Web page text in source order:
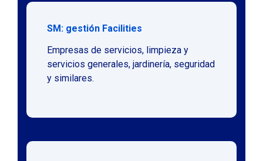
SM: gestión Facilities
Empresas de servicios, limpieza y
servicios generales, jardinería, seguridad
y similares.